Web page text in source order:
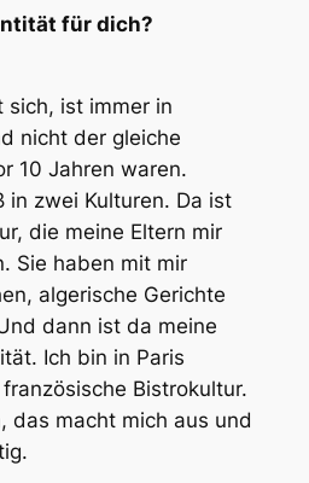
für dich?
ist immer in
nicht der gleiche
10 Jahren waren.
in zwei Kulturen. Da ist
die meine Eltern mir
Sie haben mit mir
algerische Gerichte
dann ist da meine
Ich bin in Paris
Bistrokultur.
das macht mich aus und